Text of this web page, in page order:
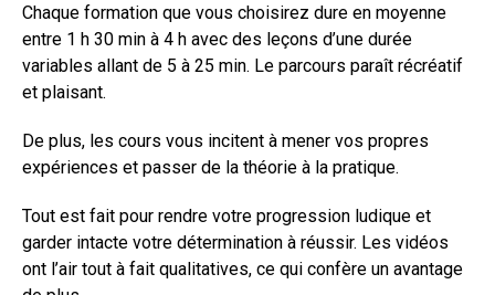
Chaque formation que vous choisirez dure en moyenne
entre 1 h 30 min à 4 h avec des leçons d’une durée
variables allant de 5 à 25 min. Le parcours paraît récréatif
et plaisant.
De plus, les cours vous incitent à mener vos propres
expériences et passer de la théorie à la pratique.
Tout est fait pour rendre votre progression ludique et
garder intacte votre détermination à réussir. Les vidéos
ont l’air tout à fait qualitatives, ce qui confère un avantage